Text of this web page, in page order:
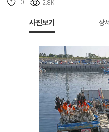
0 2.8K
사진보기 상